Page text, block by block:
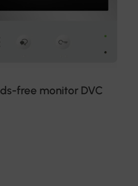
free monitor DVC